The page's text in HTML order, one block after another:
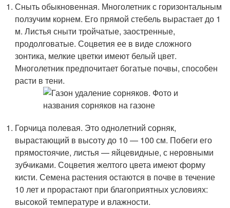
Сныть обыкновенная. Многолетник с горизонтальным
ползучим корнем. Его прямой стебель вырастает до 1
м. Листья сныти тройчатые, заостренные,
продолговатые. Соцветия ее в виде сложного
зонтика, мелкие цветки имеют белый цвет.
Многолетник предпочитает богатые почвы, способен
расти в тени.
Горчица полевая. Это однолетний сорняк,
вырастающий в высоту до 10 — 100 см. Побеги его
прямостоячие, листья — яйцевидные, с неровными
зубчиками. Соцветия желтого цвета имеют форму
кисти. Семена растения остаются в почве в течение
10 лет и прорастают при благоприятных условиях:
высокой температуре и влажности.